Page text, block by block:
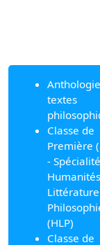
textes
Classe de
Première
-
(HLP)
Classe de